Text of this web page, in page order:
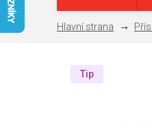
Tip